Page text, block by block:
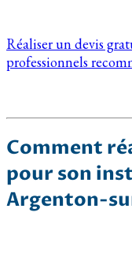
Réaliser un devis
professionnels
Comment
pour son
Argenton-